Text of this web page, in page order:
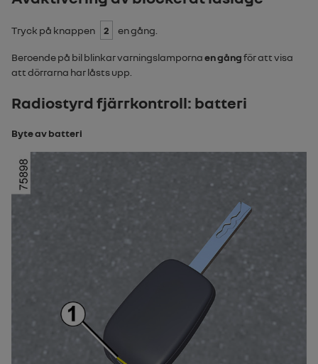
Tryck på knappen 2 en gång.
Beroende på bil blinkar varningslampornaen gångför att visa
att dörrarna har låsts upp.
Radiostyrd fjärrkontroll: batteri
Byte av batteri